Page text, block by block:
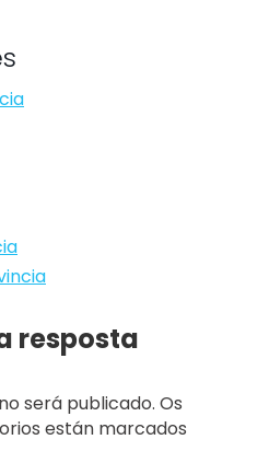
resposta
será publicado. Os
están marcados